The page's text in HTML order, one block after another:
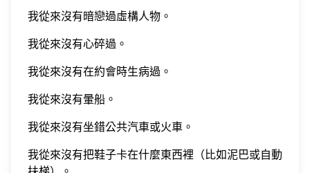
我從來沒有暗戀過虛構人物。
我從來沒有心碎過。
我從來沒有在約會時生病過。
我從來沒有暈船。
我從來沒有坐錯公共汽車或火車。
我從來沒有把鞋子卡在什麼東西裡（比如泥巴或自動